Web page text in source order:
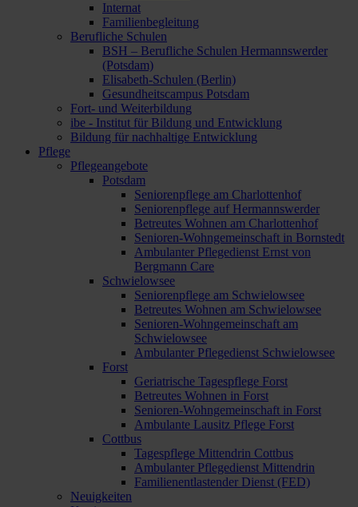
Internat
Familienbegleitung
Berufliche Schulen
BSH – Berufliche Schulen Hermannswerder
(Potsdam)
Elisabeth-Schulen (Berlin)
Gesundheitscampus Potsdam
Fort- und Weiterbildung
ibe - Institut für Bildung und Entwicklung
Bildung für nachhaltige Entwicklung
Pflege
Pflegeangebote
Potsdam
Seniorenpflege am Charlottenhof
Seniorenpflege auf Hermannswerder
Betreutes Wohnen am Charlottenhof
Senioren-Wohngemeinschaft in Bornstedt
Ambulanter Pflegedienst Ernst von
Bergmann Care
Schwielowsee
Seniorenpflege am Schwielowsee
Betreutes Wohnen am Schwielowsee
Senioren-Wohngemeinschaft am
Schwielowsee
Ambulanter Pflegedienst Schwielowsee
Forst
Geriatrische Tagespflege Forst
Betreutes Wohnen in Forst
Senioren-Wohngemeinschaft in Forst
Ambulante Lausitz Pflege Forst
Cottbus
Tagespflege Mittendrin Cottbus
Ambulanter Pflegedienst Mittendrin
Familienentlastender Dienst (FED)
Neuigkeiten